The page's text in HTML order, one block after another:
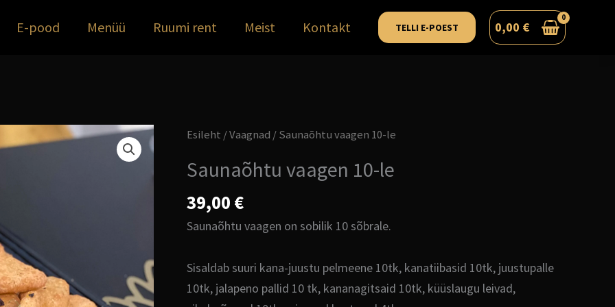
E-pood Menüü Ruumi rent Meist Kontakt TELLI E-POEST 0,00 €
Esileht /Vaagnad / Saunaõhtu vaagen 10-le
Saunaõhtu vaagen 10-le
39,00 €
Saunaõhtu vaagen on sobilik 10 sõbrale.
Sisaldab suuri kana-juustu pelmeene 10tk, kanatiibasid 10tk, juustupalle
10tk, jalapeno pallid 10 tk, kananagitsaid 10tk, küüslaugu leivad,
Saunaõhtu
10-
le
kogus